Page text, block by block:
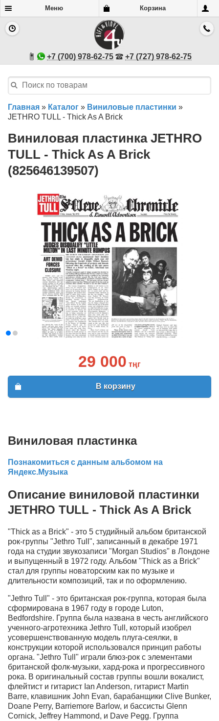
Меню Корзина
+7 (700) 978-62-75 +7 (727) 978-62-75
Главная » Каталог » Виниловые пластинки »
JETHRO TULL - Thick As A Brick
Виниловая пластинка JETHRO
TULL - Thick As A Brick
(825646139507)
29 000 тңг
В корзину
Виниловая пластинка
Познакомиться с данным альбомом на
Яндекс.Музыка
Описание виниловой пластинки
JETHRO TULL - Thick As A Brick
"Thick as a Brick" - это 5 студийный альбом британской
рок-группы "Jethro Tull", записанный в декабре 1971
года на студии звукозаписи "Morgan Studios" в Лондоне
и выпущенный в 1972 году. Альбом "Thick as a Brick"
стал для группы новаторским как по музыке и
длительности композиций, так и по оформлению.
"Jethro Tull" - это британская рок-группа, которая была
сформирована в 1967 году в городе Luton,
Bedfordshire. Группа была названа в честь английского
ученного-агротехника Jethro Tull, который изобрел
усовершенствованную модель плуга-сеялки, в
конструкции которой использовался принцип работы
органа. "Jethro Tull" играли блюз-рок с элементами
британской фолк-музыки, хард-рока и прогрессивного
рока. В оригинальный состав группы вошли вокалист,
флейтист и гитарист Ian Anderson, гитарист Martin
Barre, клавишник John Evan, барабанщики Clive Bunker,
Doane Perry, Barriemore Barlow, и бассисты Glenn
Cornick, Jeffrey Hammond, и Dave Pegg. Группа